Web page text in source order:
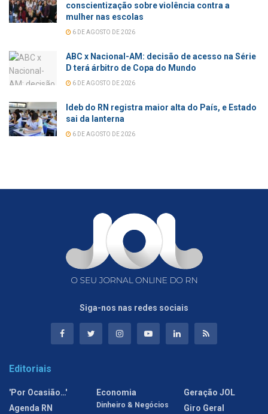
conscientização sobre violência contra a
mulher nas escolas
6 DE AGOSTO DE 2026
ABC x Nacional-AM: decisão de acesso na Série
D terá árbitro de Copa do Mundo
6 DE AGOSTO DE 2026
Ideb do RN registra maior alta do País, e Estado
sai da lanterna
6 DE AGOSTO DE 2026
Siga-nos nas redes sociais
Editoriais
'Por Ocasião…'
Agenda RN
Economia
Dinheiro & Negócios
Geração JOL
Giro Geral